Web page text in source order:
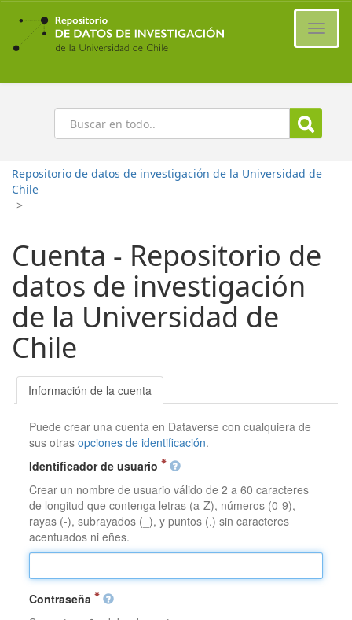
Ir
contenido
principal
Buscar
Repositorio de datos de investigación de la Universidad de
Chile
>
Cuenta - Repositorio de
datos de investigación
de la Universidad de
Chile
Información de la cuenta
Puede crear una cuenta en Dataverse con cualquiera de
sus otrasopciones de identificación.
Identificador de usuario
Crear un nombre de usuario válido de 2 a 60 caracteres
de longitud que contenga letras (a-Z), números (0-9),
rayas (-), subrayados (_), y puntos (.) sin caracteres
acentuados ni eñes.
Contraseña